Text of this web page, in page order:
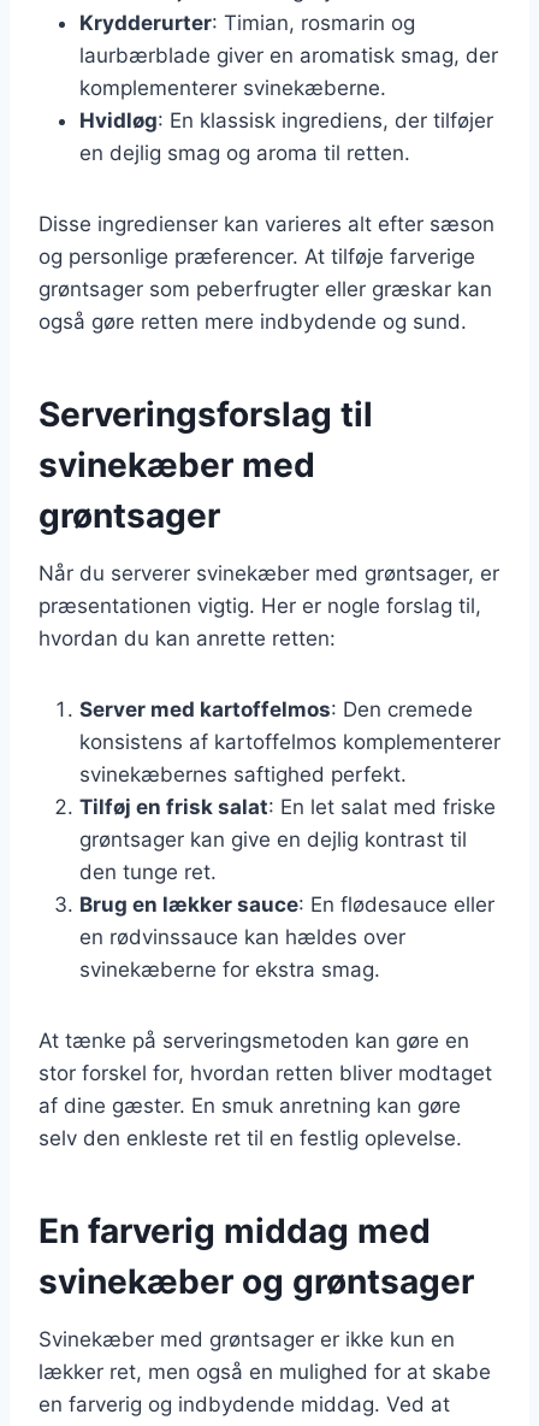
Krydderurter: Timian, rosmarin og
laurbærblade giver en aromatisk smag, der
komplementerer svinekæberne.
Hvidløg: En klassisk ingrediens, der tilføjer
en dejlig smag og aroma til retten.
Disse ingredienser kan varieres alt efter sæson
og personlige præferencer. At tilføje farverige
grøntsager som peberfrugter eller græskar kan
også gøre retten mere indbydende og sund.
Serveringsforslag til
svinekæber med
grøntsager
Når du serverer svinekæber med grøntsager, er
præsentationen vigtig. Her er nogle forslag til,
hvordan du kan anrette retten:
Server med kartoffelmos: Den cremede
konsistens af kartoffelmos komplementerer
svinekæbernes saftighed perfekt.
Tilføj en frisk salat: En let salat med friske
grøntsager kan give en dejlig kontrast til
den tunge ret.
Brug en lækker sauce: En flødesauce eller
en rødvinssauce kan hældes over
svinekæberne for ekstra smag.
At tænke på serveringsmetoden kan gøre en
stor forskel for, hvordan retten bliver modtaget
af dine gæster. En smuk anretning kan gøre
selv den enkleste ret til en festlig oplevelse.
En farverig middag med
svinekæber og grøntsager
Svinekæber med grøntsager er ikke kun en
lækker ret, men også en mulighed for at skabe
en farverig og indbydende middag. Ved at